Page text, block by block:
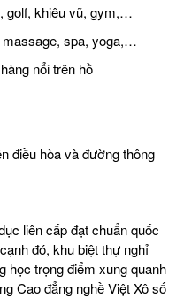
golf, khiêu vũ, gym,…
spa, yoga,…
nổi trên hồ
điều hòa và đường thông
liên cấp đạt chuẩn quốc
đó, khu biệt thự nghỉ
học trọng điểm xung quanh
Cao đẳng nghề Việt Xô số